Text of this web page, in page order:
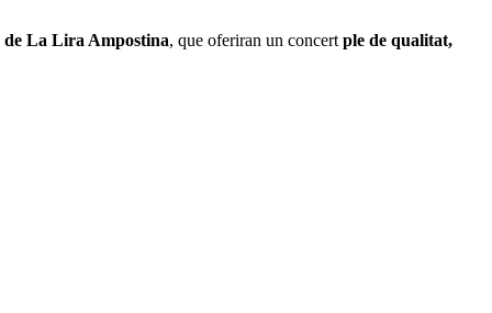
de La Lira Ampostina, que oferiran un concert ple de qualitat,